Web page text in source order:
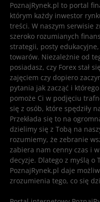
PoznajRynek.pl to portal
którym każdy inwestor
treści. W naszym serwisie
szeroko rozumianych
strategii, posty
towarów. Niezależnie od
posiadasz, czy Forex stał
zajęciem czy dopiero
pytania jak zacząć i
pomoże Ci w podjęciu
się z osób, które spędziły
Przekłada się to na
dzielimy się z Tobą na
rozumiemy, że zebranie
zabiera nam cenny czas i
decyzje. Dlatego z myślą o
PoznajRynek.pl daje
zrozumienia tego, co się